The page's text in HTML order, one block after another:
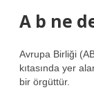
A b ne
Avrupa Birliği
kıtasında yer
bir örgüttür.